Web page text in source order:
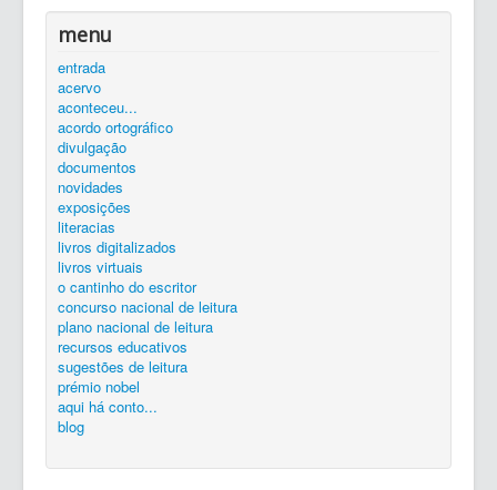
catálogo
equipa
elos
contactos
autenticar
silêncio...
ler é preciso...
exposições...
livroscatálogo
zona de trabalho
Entrada
menu
entrada
acervo
aconteceu...
acordo ortográfico
divulgação
documentos
novidades
exposições
literacias
livros digitalizados
livros virtuais
o cantinho do escritor
concurso nacional de leitura
plano nacional de leitura
recursos educativos
sugestões de leitura
prémio nobel
aqui há conto...
blog